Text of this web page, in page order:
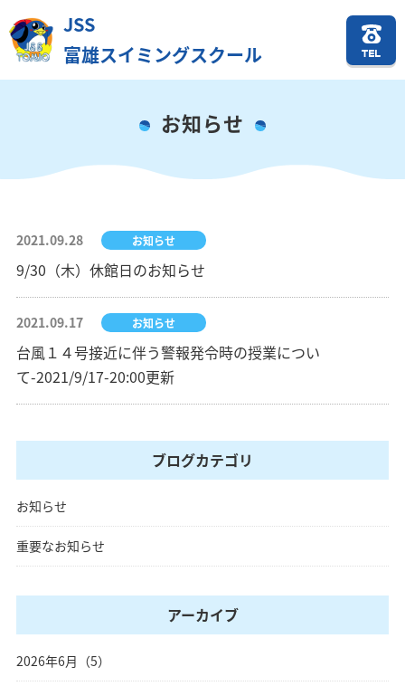
JSS
富雄スイミングスクール
TEL
お知らせ
2021.09.28 お知らせ
9/30（木）休館日のお知らせ
2021.09.17 お知らせ
台風１４号接近に伴う警報発令時の授業につい
て-2021/9/17-20:00更新
ブログカテゴリ
お知らせ
重要なお知らせ
アーカイブ
2026年6月（5）